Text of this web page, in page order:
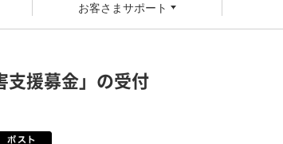
お客さまサポート
支援募金」の受付